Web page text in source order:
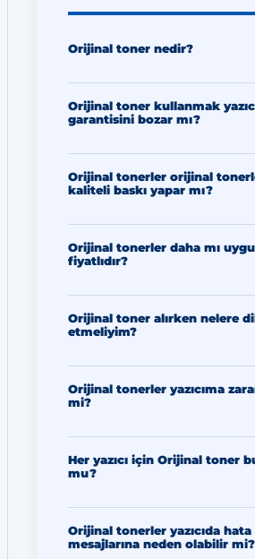
Orijinal toner nedir?
Orijinal toner kullanmak
garantisini bozar mı?
Orijinal tonerler orijinal
kaliteli baskı yapar mı?
Orijinal tonerler daha mı
fiyatlıdır?
Orijinal toner alırken nelere
etmeliyim?
Orijinal tonerler yazıcıma
mi?
Her yazıcı için Orijinal toner
mu?
Orijinal tonerler yazıcıda hata
mesajlarına neden olabilir mi?